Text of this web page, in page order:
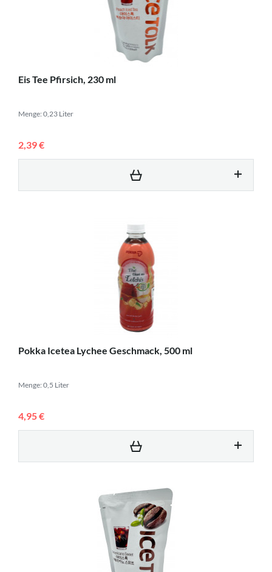
Eis Tee Pfirsich, 230 ml
Menge: 0,23 Liter
2,39 €
Pokka Icetea Lychee Geschmack, 500 ml
Menge: 0,5 Liter
4,95 €